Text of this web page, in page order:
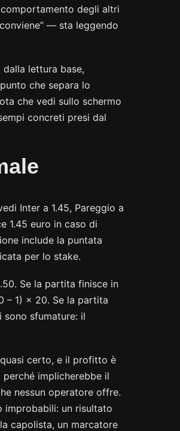
degli altri
— sta leggendo
lettura base,
che separa lo
che vedi sullo schermo
concreti presi dal
Inter a 1.45, Pareggio a
1.45 euro in caso di
include la puntata
per lo stake.
Se la partita finisce in
– 1) × 20. Se la partita
sono sfumature: il
quasi certo, e il profitto è
implicherebbe il
nessun operatore offre.
improbabili: un risultato
capolista, un marcatore